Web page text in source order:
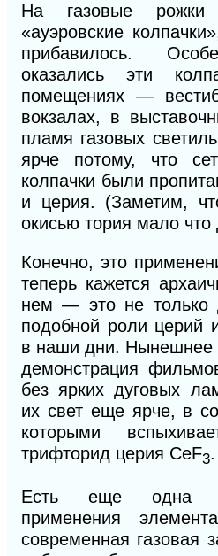
На газовые рожки
«ауэровские
прибавилось.
оказались эти
помещениях —
вокзалах, в
пламя газовых
ярче потому, что
колпачки были
и церия. (Заметим,
окисью тория мало что
Конечно, это
теперь кажется
нем — это не только
подобной роли церий
в наши дни.
демонстрация
без ярких дуговых
их свет еще ярче, в
которыми
трифторид церия CeF3.
Есть еще одна
применения
современная газовая